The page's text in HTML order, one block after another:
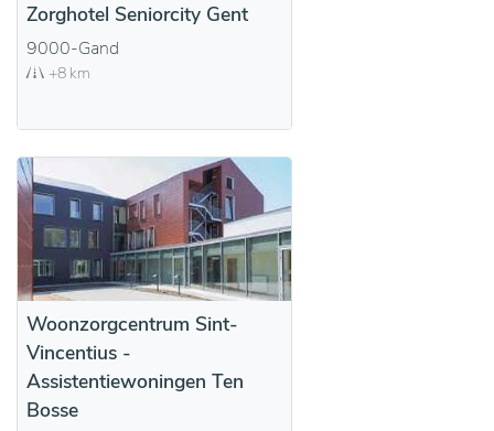
Zorghotel Seniorcity Gent
9000-Gand
+8 km
Woonzorgcentrum Sint-
Vincentius -
Assistentiewoningen Ten
Bosse